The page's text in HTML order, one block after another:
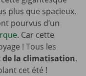
plus que spacieux.
pourvus d’un
. Car cette
! Tous les
de la climatisation.
cet été !